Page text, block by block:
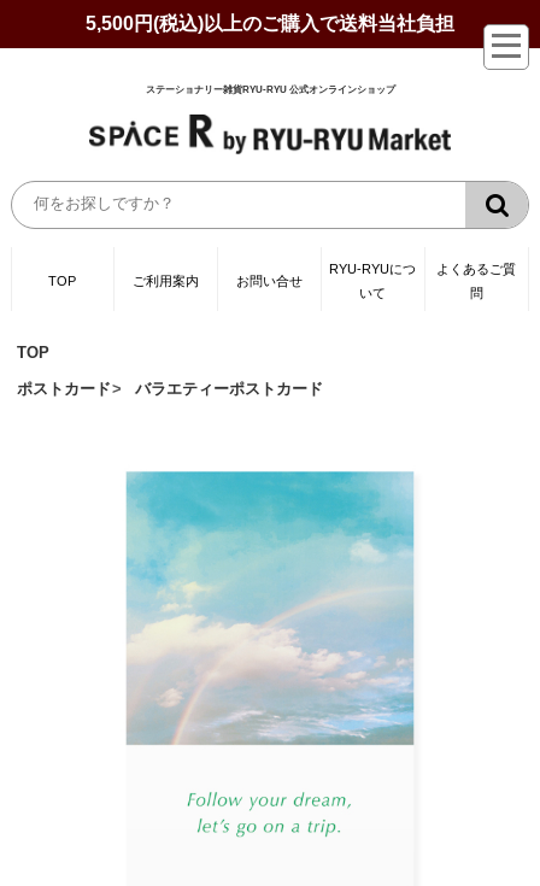
5,500円(税込)以上のご購入で送料当社負担
ステーショナリー雑貨RYU-RYU 公式オンラインショップ
TOP ご利用案内 お問い合せ
RYU-RYUにつ
いて
よくあるご質
問
TOP
ポストカード
バラエティーポストカード